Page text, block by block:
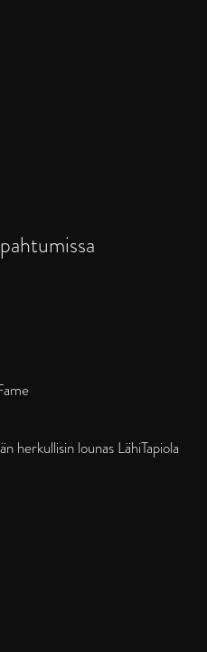
herkullisin lounas LähiTapiola